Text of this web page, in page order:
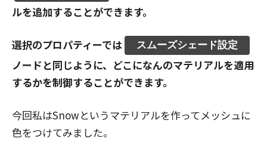
ルを追加することができます。
選択のプロパティーでは スムーズシェード設定
ノードと同じように、どこになんのマテリアルを適用
するかを制御することができます。
今回私はSnowというマテリアルを作ってメッシュに
色をつけてみました。